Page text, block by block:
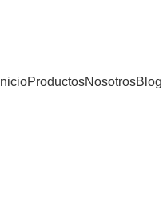
InicioProductosNosotrosBlog